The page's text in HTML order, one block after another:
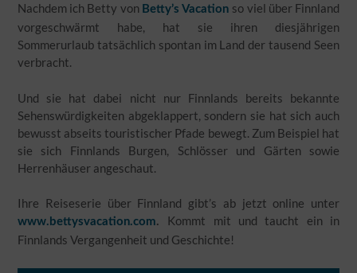
Nachdem ich Betty von Betty’s Vacation so viel über Finnland
vorgeschwärmt habe, hat sie ihren diesjährigen
Sommerurlaub tatsächlich spontan im Land der tausend Seen
verbracht.
Und sie hat dabei nicht nur Finnlands bereits bekannte
Sehenswürdigkeiten abgeklappert, sondern sie hat sich auch
bewusst abseits touristischer Pfade bewegt. Zum Beispiel hat
sie sich Finnlands Burgen, Schlösser und Gärten sowie
Herrenhäuser angeschaut.
Ihre Reiseserie über Finnland gibt’s ab jetzt online unter
www.bettysvacation.com. Kommt mit und taucht ein in
Finnlands Vergangenheit und Geschichte!